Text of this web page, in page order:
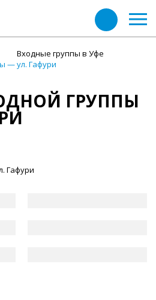
Входные группы в Уфе
— ул. Гафури
ГРУППЫ
Гафури